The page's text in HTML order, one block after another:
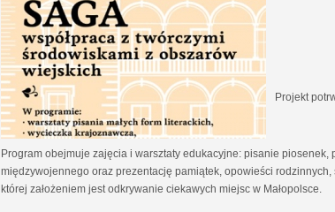
Projekt
Program obejmuje zajęcia i warsztaty edukacyjne: pisanie
międzywojennego oraz prezentację pamiątek, opowieści
której założeniem jest odkrywanie ciekawych miejsc w Małopolsce.